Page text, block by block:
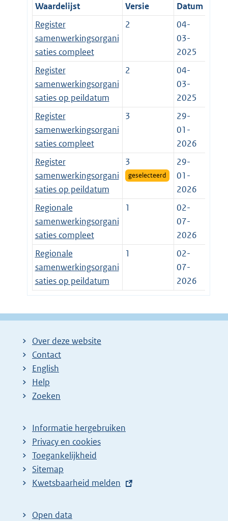
Waardelijst Versie
Datum
Register
samenwerkingsorgani
saties compleet
2
04-
03-
2025
Register
samenwerkingsorgani
saties op peildatum
2
04-
03-
2025
Register
samenwerkingsorgani
saties compleet
3
29-
01-
2026
Register
samenwerkingsorgani
saties op peildatum
3
geselecteerd
29-
01-
2026
Regionale
samenwerkingsorgani
saties compleet
1
02-
07-
2026
Regionale
samenwerkingsorgani
saties op peildatum
1
02-
07-
2026
Over deze website
Contact
English
Help
Zoeken
Informatie hergebruiken
Privacy en cookies
Toegankelijkheid
Sitemap
E
t
Kwetsbaarheid melden
Open data